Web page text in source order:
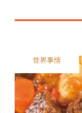
世界事情